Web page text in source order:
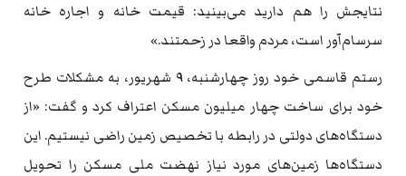
نتایجش را هم دارید می‌بینید: قیمت خانه و اجاره‌ خانه
سرسام‌آور است، مردم واقعا در زحمتند.»
رستم قاسمی خود روز چهارشنبه، ۹ شهریور، به مشکلات طرح
خود برای ساخت چهار میلیون مسکن اعتراف کرد و گفت: «از
دستگاه‌های دولتی در رابطه با تخصیص زمین راضی نیستیم. این
دستگاه‌ها زمین‌های مورد نیاز نهضت ملی مسکن را تحویل